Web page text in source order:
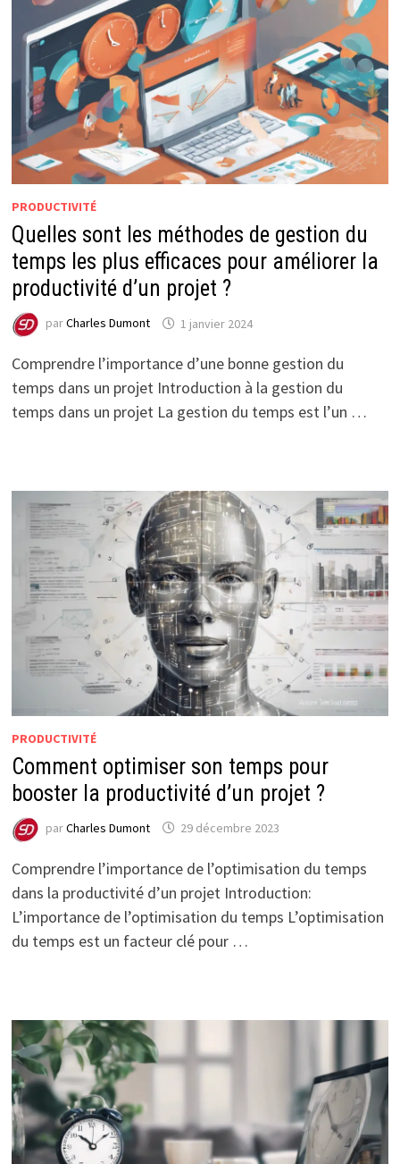
PRODUCTIVITÉ
Quelles sont les méthodes de gestion du
temps les plus efficaces pour améliorer la
productivité d’un projet ?
parCharles Dumont 1 janvier 2024
Comprendre l’importance d’une bonne gestion du
temps dans un projet Introduction à la gestion du
temps dans un projet La gestion du temps est l’un …
PRODUCTIVITÉ
Comment optimiser son temps pour
booster la productivité d’un projet ?
parCharles Dumont 29 décembre 2023
Comprendre l’importance de l’optimisation du temps
dans la productivité d’un projet Introduction:
L’importance de l’optimisation du temps L’optimisation
du temps est un facteur clé pour …